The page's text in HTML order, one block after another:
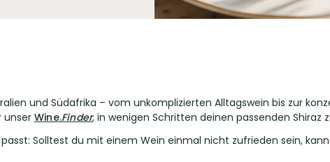
und Südafrika – vom unkomplizierten Alltagswein bis zur
unser Wine.Finder, in wenigen Schritten deinen passenden Shiraz
Solltest du mit einem Wein einmal nicht zufrieden sein,